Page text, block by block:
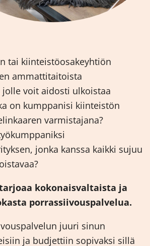
tai kiinteistöosakeyhtiön
ammattitaitoista
voit aidosti ulkoistaa
on kumppanisi kiinteistön
varmistajana?
jonka kanssa kaikki sujuu
kokonaisvaltaista ja
porrassiivouspalvelua.
juuri sinun
ja budjettiin sopivaksi sillä